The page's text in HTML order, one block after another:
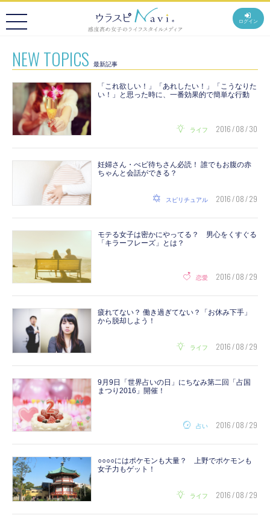
ログイン
NEW TOPICS 最新記事
「これ欲しい！」「あれしたい！」「こうなりた
い！」と思った時に、一番効果的で簡単な行動
ライフ 2016 / 08 / 30
妊婦さん・べビ待ちさん必読！ 誰でもお腹の赤
ちゃんと会話ができる？
スピリチュアル 2016 / 08 / 29
モテる女子は密かにやってる？ 男心をくすぐる
「キラーフレーズ」とは？
恋愛 2016 / 08 / 29
疲れてない？ 働き過ぎてない？「お休み下手」
から脱却しよう！
ライフ 2016 / 08 / 29
9月9日「世界占いの日」にちなみ第二回「占国
まつり2016」開催！
占い 2016 / 08 / 29
○○○○にはポケモンも大量？ 上野でポケモンも
女子力もゲット！
ライフ 2016 / 08 / 29